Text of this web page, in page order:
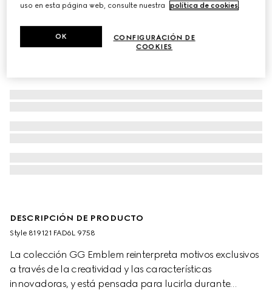
DESCRIPCIÓN DE PRODUCTO
Style ‎819121 FAD6L 9758
La colección GG Emblem reinterpreta motivos exclusivos
a través de la creatividad y las características
innovadoras, y está pensada para lucirla durante
uso en esta página web, consulte nuestra
política de cookies
CONFIGURACIÓN DE
COOKIES
OK